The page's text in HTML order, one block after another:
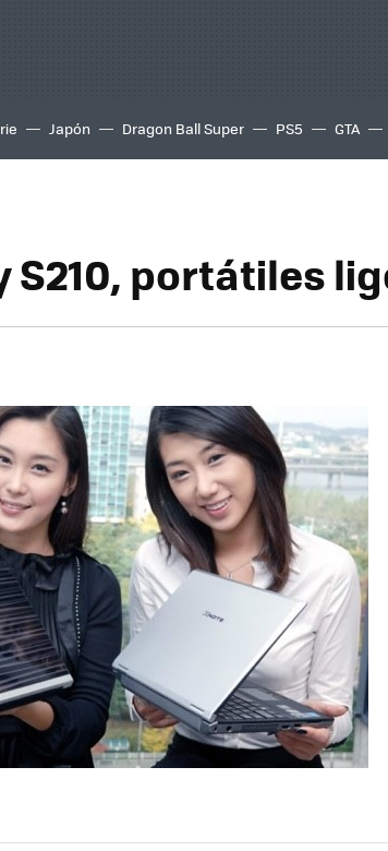
Japón Dragon Ball Super PS5 GTA
y S210, portátiles